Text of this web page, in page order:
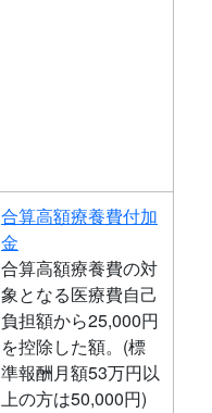
合算高額療養費付加
金
合算高額療養費の対
象となる医療費自己
負担額から25,000円
を控除した額。(標
準報酬月額53万円以
上の方は50,000円)